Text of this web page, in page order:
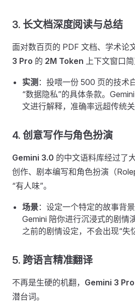
3. 长文档深度阅读与总结
面对数百页的 PDF 文档、学术论
3 Pro 的 2M Token 上下文窗口简
实测 ：投喂一份 500 页的技术
“数据隐私”的具体条款。
文进行解释，准确率远超传统关
4. 创意写作与角色扮演
Gemini 3.0 的中文语料库经过了
创作、剧本编写和角色扮演（
“有人味”。
场景：设定一个特定的故事背
Gemini 陪你进行沉浸式的剧情
之前的剧情设定，不会出现“失
5. 跨语言精准翻译
不再是生硬的机翻， Gemini 3 Pro
潜台词。